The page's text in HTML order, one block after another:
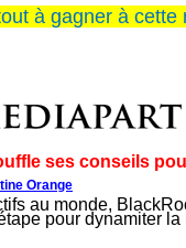
à gagner à cette
ses conseils
Orange
au monde,
pour dynamiter